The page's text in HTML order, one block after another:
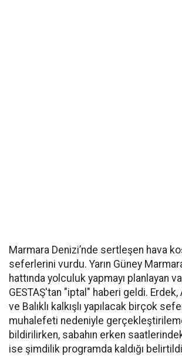
Marmara Denizi’nde sertleşen hava
seferlerini vurdu. Yarın Güney
hattında yolculuk yapmayı planlayan
GESTAŞ'tan "iptal" haberi geldi. Erdek,
ve Balıklı kalkışlı yapılacak birçok
muhalefeti nedeniyle
bildirilirken, sabahın erken
ise şimdilik programda kaldığı